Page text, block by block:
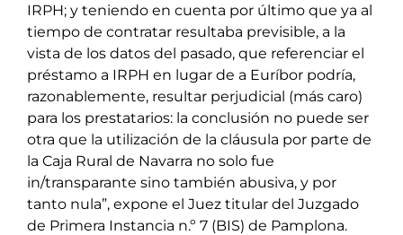
IRPH; y teniendo en cuenta por último que ya al
tiempo de contratar resultaba previsible, a la
vista de los datos del pasado, que referenciar el
préstamo a IRPH en lugar de a Euríbor podría,
razonablemente, resultar perjudicial (más caro)
para los prestatarios: la conclusión no puede ser
otra que la utilización de la cláusula por parte de
la Caja Rural de Navarra no solo fue
in/transparante sino también abusiva, y por
tanto nula”, expone el Juez titular del Juzgado
de Primera Instancia n.º 7 (BIS) de Pamplona.